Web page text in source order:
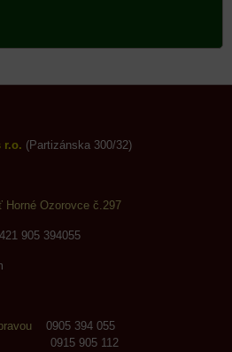
r.o. (Partizánska 300/32)
Horné Ozorovce č.297
905 394055
0905 394 055
0915 905 112